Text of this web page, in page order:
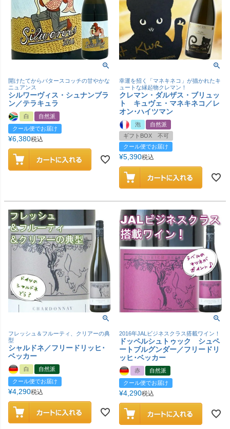
開けたてからバタースコッチの甘やかな
ニュアンス
シルワーヴィス・シュナンブラ
ン／テラキュラ
白
自然派
クール便でお届け
¥6,380税込
幸運を招く「マネキネコ」が描かれたキ
ュートな縁起物クレマン！
クレマン・ダルザス・ブリュッ
ト キュヴェ・マネキネコ／レ
オン･ハイツマン
泡
自然派
ギフトBOX 不可
クール便でお届け
¥5,390税込
フレッシュ＆フルーティ、クリアーの典
型
シャルドネ／フリードリッヒ･
ベッカー
白
自然派
クール便でお届け
¥4,290税込
2016年JALビジネスクラス搭載ワイン！
ドッペルシュトゥック シュペ
ートブルグンダー／フリードリ
ッヒ･ベッカー
赤
自然派
クール便でお届け
¥4,290税込